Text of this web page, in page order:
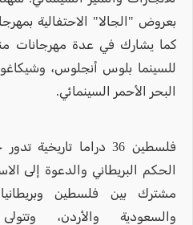
بعروض "الجالا" الاحتفالية
كما يشارك في عدة مهرجانات
للسينما بلوس أنجلوس،
البحر الأحمر السينمائي.
فلسطين 36 دراما
مشترك بين فلسطين